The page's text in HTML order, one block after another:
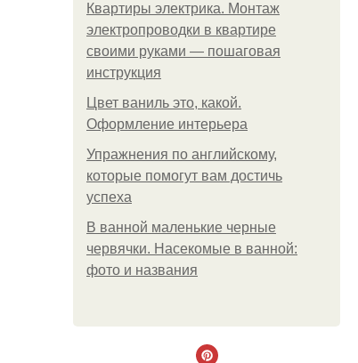
Квартиры электрика. Монтаж
электропроводки в квартире
своими руками — пошаговая
инструкция
Цвет ваниль это, какой.
Оформление интерьера
Упражнения по английскому,
которые помогут вам достичь
успеха
В ванной маленькие черные
червячки. Насекомые в ванной:
фото и названия